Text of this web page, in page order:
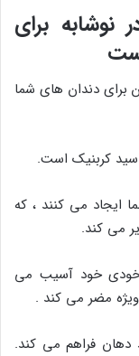
دندان های شما
کربنیک است.
ایجاد می کنند ، که
می کند.
خودی خود آسیب می
ویژه مضر می کند .
دهان فراهم می کند.